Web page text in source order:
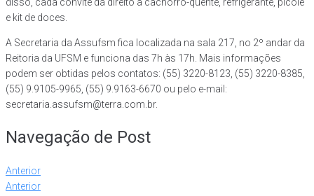
e kit de doces.
A Secretaria da Assufsm fica localizada na sala 217, no 2º andar da
Reitoria da UFSM e funciona das 7h às 17h. Mais informações
podem ser obtidas pelos contatos: (55) 3220-8123, (55) 3220-8385,
(55) 9.9105-9965, (55) 9.9163-6670 ou pelo e-mail:
secretaria.assufsm@terra.com.br.
Navegação de Post
Anterior
Anterior